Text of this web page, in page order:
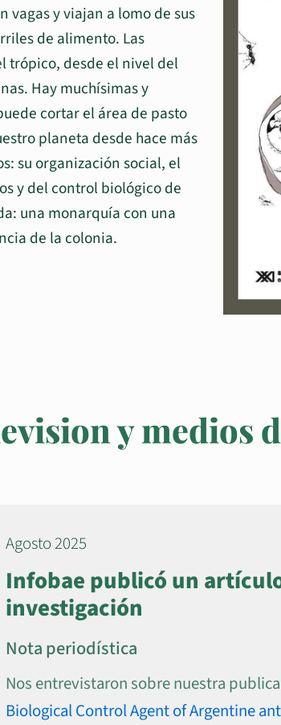
vagas y viajan a lomo de sus
de alimento. Las
trópico, desde el nivel del
Hay muchísimas y
cortar el área de pasto
planeta desde hace más
su organización social, el
y del control biológico de
una monarquía con una
de la colonia.
y medios
Agosto 2025
Infobae publicó un
investigación
Nota periodística
Nos entrevistaron sobre nuestra
Biological Control Agent of Argentine